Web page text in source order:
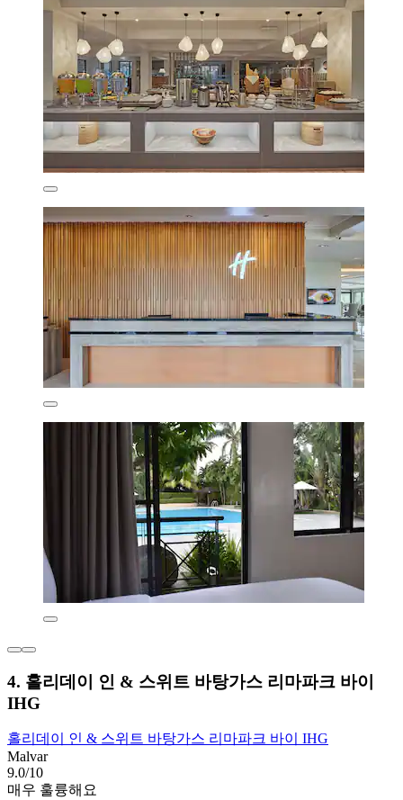
4. 홀리데이 인 & 스위트 바탕가스 리마파크 바이
IHG
홀리데이 인 & 스위트 바탕가스 리마파크 바이 IHG
Malvar
9.0/10
매우 훌륭해요